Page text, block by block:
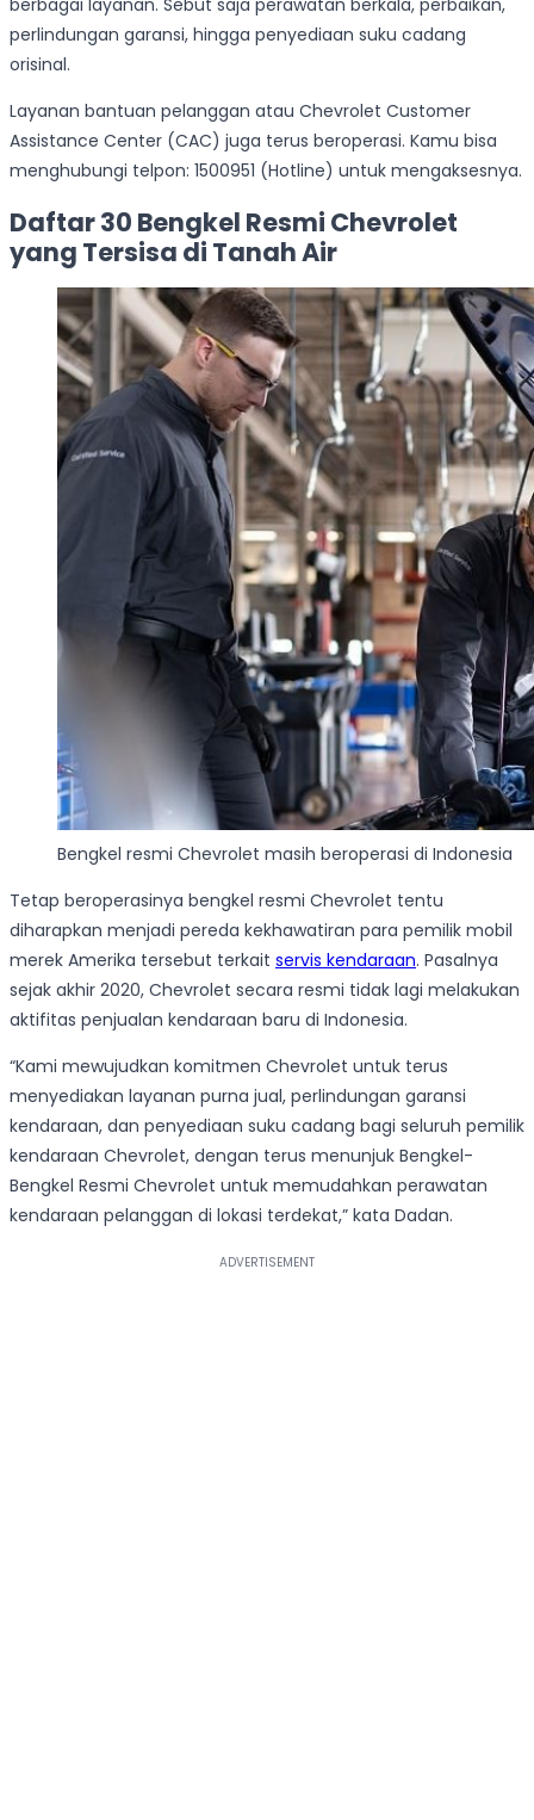
berbagai layanan. Sebut saja perawatan berkala, perbaikan,
perlindungan garansi, hingga penyediaan suku cadang
orisinal.
Layanan bantuan pelanggan atau Chevrolet Customer
Assistance Center (CAC) juga terus beroperasi. Kamu bisa
menghubungi telpon: 1500951 (Hotline) untuk mengaksesnya.
Daftar 30 Bengkel Resmi Chevrolet
yang Tersisa di Tanah Air
Bengkel resmi Chevrolet masih beroperasi di Indonesia
Tetap beroperasinya bengkel resmi Chevrolet tentu
diharapkan menjadi pereda kekhawatiran para pemilik mobil
merek Amerika tersebut terkait servis kendaraan. Pasalnya
sejak akhir 2020, Chevrolet secara resmi tidak lagi melakukan
aktifitas penjualan kendaraan baru di Indonesia.
“Kami mewujudkan komitmen Chevrolet untuk terus
menyediakan layanan purna jual, perlindungan garansi
kendaraan, dan penyediaan suku cadang bagi seluruh pemilik
kendaraan Chevrolet, dengan terus menunjuk Bengkel-
Bengkel Resmi Chevrolet untuk memudahkan perawatan
kendaraan pelanggan di lokasi terdekat,” kata Dadan.